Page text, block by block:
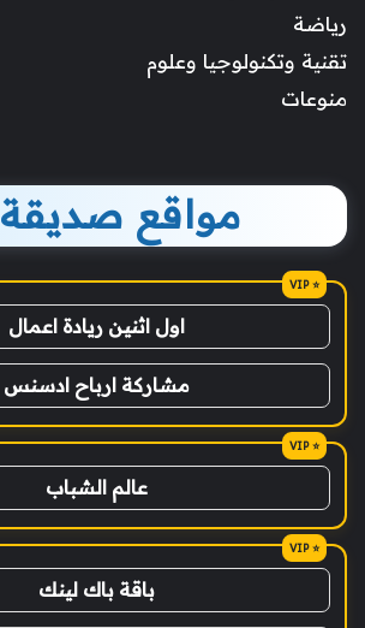
رياضة
تقنية وتكنولوجيا وعلوم
منوعات
مواقع صديقة
اول اثنين ريادة اعمال
مشاركة ارباح ادسنس
عالم الشباب
باقة باك لينك